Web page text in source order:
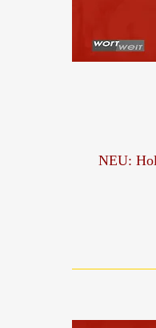
NEU: